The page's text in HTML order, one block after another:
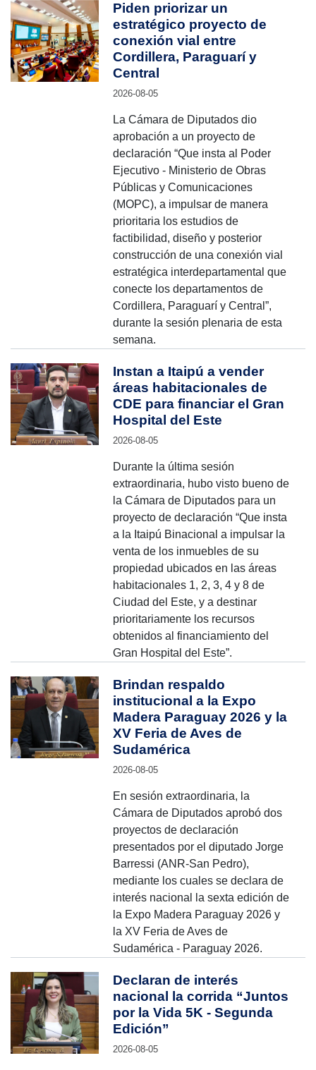
Piden priorizar un
estratégico proyecto de
conexión vial entre
Cordillera, Paraguarí y
Central
2026-08-05
La Cámara de Diputados dio
aprobación a un proyecto de
declaración “Que insta al Poder
Ejecutivo - Ministerio de Obras
Públicas y Comunicaciones
(MOPC), a impulsar de manera
prioritaria los estudios de
factibilidad, diseño y posterior
construcción de una conexión vial
estratégica interdepartamental que
conecte los departamentos de
Cordillera, Paraguarí y Central”,
durante la sesión plenaria de esta
semana.
Instan a Itaipú a vender
áreas habitacionales de
CDE para financiar el Gran
Hospital del Este
2026-08-05
Durante la última sesión
extraordinaria, hubo visto bueno de
la Cámara de Diputados para un
proyecto de declaración “Que insta
a la Itaipú Binacional a impulsar la
venta de los inmuebles de su
propiedad ubicados en las áreas
habitacionales 1, 2, 3, 4 y 8 de
Ciudad del Este, y a destinar
prioritariamente los recursos
obtenidos al financiamiento del
Gran Hospital del Este”.
Brindan respaldo
institucional a la Expo
Madera Paraguay 2026 y la
XV Feria de Aves de
Sudamérica
2026-08-05
En sesión extraordinaria, la
Cámara de Diputados aprobó dos
proyectos de declaración
presentados por el diputado Jorge
Barressi (ANR-San Pedro),
mediante los cuales se declara de
interés nacional la sexta edición de
la Expo Madera Paraguay 2026 y
la XV Feria de Aves de
Sudamérica - Paraguay 2026.
Declaran de interés
nacional la corrida “Juntos
por la Vida 5K - Segunda
Edición”
2026-08-05